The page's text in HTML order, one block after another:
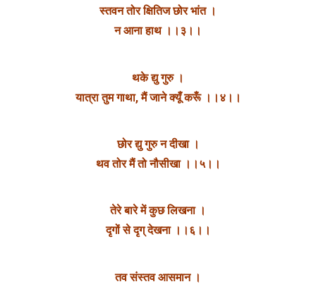
स्तवन तोर क्षितिज छोर भांत ।
न आना हाथ ।।३।।
थके द्यु गुरु ।
यात्रा तुम गाथा, मैं जाने क्यूँ करूँ ।।४।।
छोर द्यु गुरु न दीखा ।
थव तोर मैं तो नौसीखा ।‌।५।।
तेरे बारे में कुछ लिखना ।
दृगों से दृग् देखना ।।६।।
तव संस्तव आसमान ।